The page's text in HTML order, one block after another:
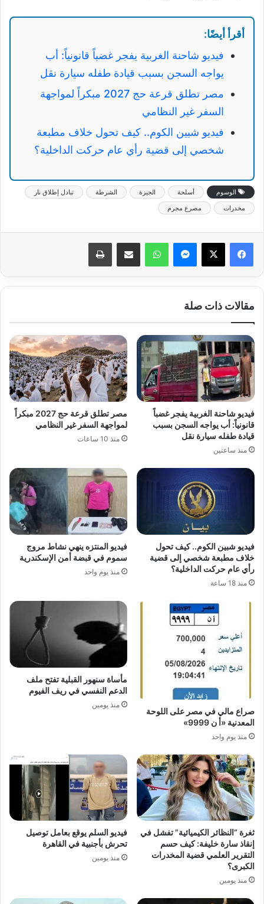
أقرأ أيضًا:
فيديو شاحنة الغربية يفجر غضباً قانونياً: أب
يواجه السجن بسبب قيادة طفله سيارة نقل
مصر تطلق قرعة حج 2027 مبكراً لمواجهة
السفر غير النظامي
فيديو شبين الكوم.. كيف تحول خلاف مطبعة
شخصي إلى قضية رأي عام حركت الداخلية؟
الوسوم أسلحة الجيزة الشرطة
تبادل إطلاق نار
مخدرات
مصرع مجرم
ماسنجر واتساب مشاركة عبر البريد طباعة
مقالات ذات صلة
فيديو شاحنة الغربية يفجر غضباً
قانونياً: أب يواجه السجن بسبب
قيادة طفله سيارة نقل
منذ ساعتين
مصر تطلق قرعة حج 2027 مبكراً
لمواجهة السفر غير النظامي
منذ 10 ساعات
فيديو شبين الكوم.. كيف تحول
خلاف مطبعة شخصي إلى قضية
رأي عام حركت الداخلية؟
منذ 18 ساعة
فيديو المنتزه ينهي نشاط مروج
سموم في قبضة أمن الإسكندرية
منذ يوم واحد
صراع مالي في مصر على اللوحة
المعدنية «أ ن 9999»
منذ يوم واحد
مأساة سنهور القبلية تفتح ملف
الدعم النفسي في ريف الفيوم
منذ يومين
ثغرة “النظائر الكيميائية” تفشل في
إنقاذ سارة خليفة: كيف حسم
التقرير العلمي قضية المخدرات
الكبرى؟
منذ يومين
فيديو السلم يوقع بعامل توصيل
تحرش بأجنبية في القاهرة
منذ يومين